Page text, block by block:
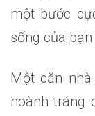
một bước
sống của
Một căn
hoành tráng